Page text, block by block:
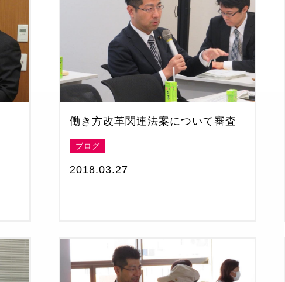
働き方改革関連法案について審査
ブログ
2018.03.27